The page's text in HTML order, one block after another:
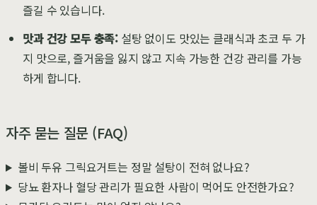
즐길 수 있습니다.
맛과 건강 모두 충족: 설탕 없이도 맛있는 클래식과 초코 두 가
지 맛으로, 즐거움을 잃지 않고 지속 가능한 건강 관리를 가능
하게 합니다.
자주 묻는 질문 (FAQ)
볼비 두유 그릭요거트는 정말 설탕이 전혀 없나요?
당뇨 환자나 혈당 관리가 필요한 사람이 먹어도 안전한가요?